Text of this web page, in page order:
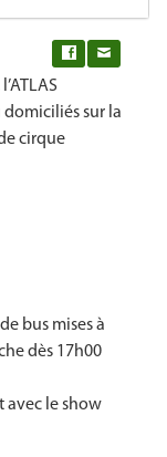
domiciliés sur la
cirque
bus mises à
dès 17h00
le show